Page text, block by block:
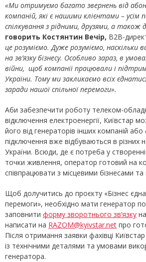
«Ми отримуємо багато звернень від
компаній, які є нашими клієнтами – усім
спілкування з рідними, друзями, а також
говорить Костянтин Вечір, В2В-
це розуміємо. Дуже розуміємо,
на зв’язку бізнесу. Особливо зараз, в
війни, щоб компанії працювали і
України. Тому ми закликаємо всіх
заради нашої спільної перемоги».
Аби забезпечити роботу телеком-
відключення електроенергії, Київстар
його від генераторів інших компаній або
підключення вже відбуваються в різних
України. Всюди, де є потреба у
точки живлення, оператор готовий на
співпрацювати з місцевими бізнесами
Щоб долучитись до проєкту «Бізнес
перемоги», необхідно мати генератор
заповнити форму зворотнього зв’язку
написати на RAZOM@kyivstar.net про
Після отримання заявки фахівці
із технічними деталями та умовами
генератора.